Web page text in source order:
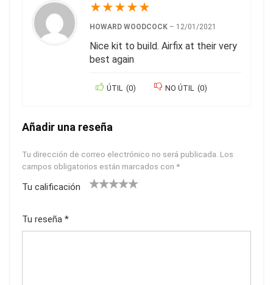
★★★★★
HOWARD WOODCOCK – 12/01/2021
Nice kit to build. Airfix at their very
best again
ÚTIL (0) NO ÚTIL (0)
Añadir una reseña
Tu dirección de correo electrónico no será publicada. Los
campos obligatorios están marcados con *
Tu calificación
Tu reseña *